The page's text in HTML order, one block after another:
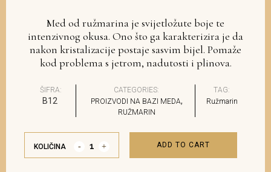
Med od ružmarina je svijetložute boje te
intenzivnog okusa. Ono što ga karakterizira je da
nakon kristalizacije postaje sasvim bijel. Pomaže
kod problema s jetrom, nadutosti i plinova.
ŠIFRA:
B12
CATEGORIES:
PROIZVODI NA BAZI MEDA,
RUŽMARIN
TAG:
Ružmarin
KOLIČINA ADD TO CART